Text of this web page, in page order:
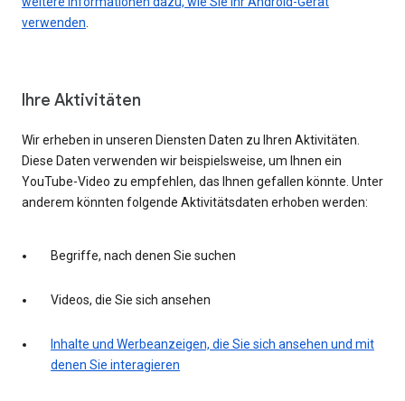
verwenden.
Ihre Aktivitäten
Wir erheben in unseren Diensten Daten zu Ihren Aktivitäten.
Diese Daten verwenden wir beispielsweise, um Ihnen ein
YouTube-Video zu empfehlen, das Ihnen gefallen könnte. Unter
anderem könnten folgende Aktivitätsdaten erhoben werden:
Begriffe, nach denen Sie suchen
Videos, die Sie sich ansehen
Inhalte und Werbeanzeigen, die Sie sich ansehen und mit
denen Sie interagieren